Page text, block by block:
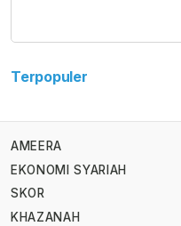
Terpopuler
AMEERA
EKONOMI SYARIAH
SKOR
KHAZANAH